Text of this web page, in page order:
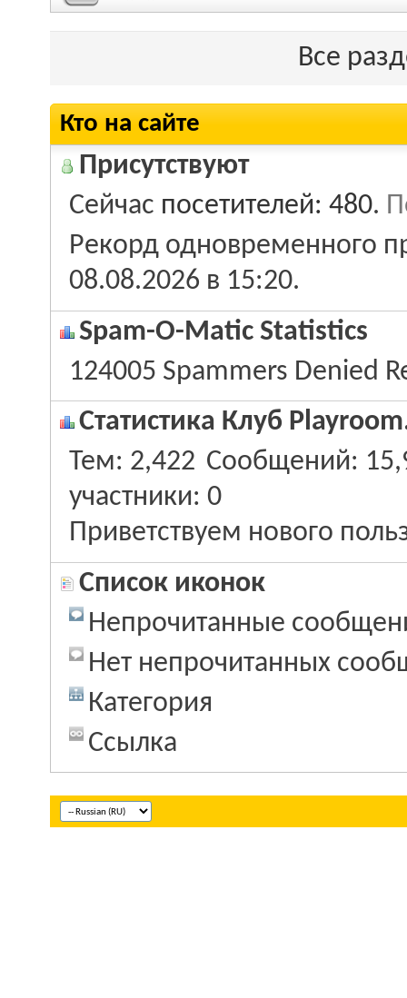
Все
Кто на сайте
Присутствуют
Сейчас посетителей: 480.
Рекорд одновременного
08.08.2026 в 15:20.
Spam-O-Matic Statistics
124005 Spammers Denied
Статистика Клуб
Тем 2,422 Сообщений
участники 0
Приветствуем нового
Список иконок
Непрочитанные
Нет непрочитанных
Категория
Ссылка